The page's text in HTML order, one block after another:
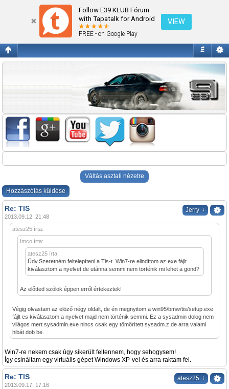
Follow E39 KLUB Fórum
with Tapatalk for Android
FREE - on Google Play
VIEW
#
Váltás asztali nézetre
Hozzászólás küldése
Jerry ↓
Re: TIS
2013.09.12. 21:48
atesz25 írta:
Imco írta:
atesz25 írta:
Üdv.Szeretném feltelepíteni a Tis-t. Win7-re elindítom az exe fájlt
kiválasztom a nyelvet de utánna semmi nem történik mi lehet a gond?
Az előtted szólok éppen erről értekeztek!
Végig olvastam az elöző négy oldalt, de én megnyitom a win95/bmw/tis/setup.exe
fájlt es kiválasztom a nyelvet majd nem történik semmi. Ez a sysadmin dolog nem
világos mert sysadmin.exe nincs csak egy tömörített sysadm.z de arra valami
hibát dob be.
Win7-re nekem csak úgy sikerült feltennem, hogy sehogysem!
Így csináltam egy virtuális gépet Windows XP-vel és arra raktam fel.
atesz25 ↓
Re: TIS
2013.09.17. 17:16